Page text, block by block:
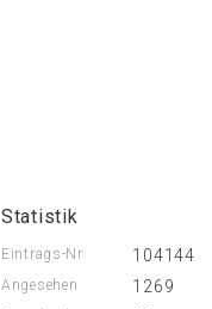
Statistik
Eintrags-Nr. 104144
Angesehen 1269